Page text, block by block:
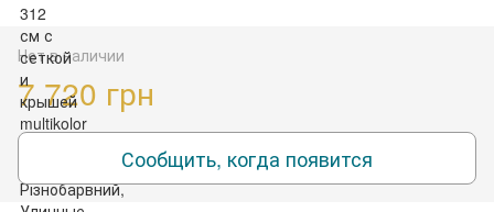
Нет в наличии
7 720 грн
Сообщить, когда появится